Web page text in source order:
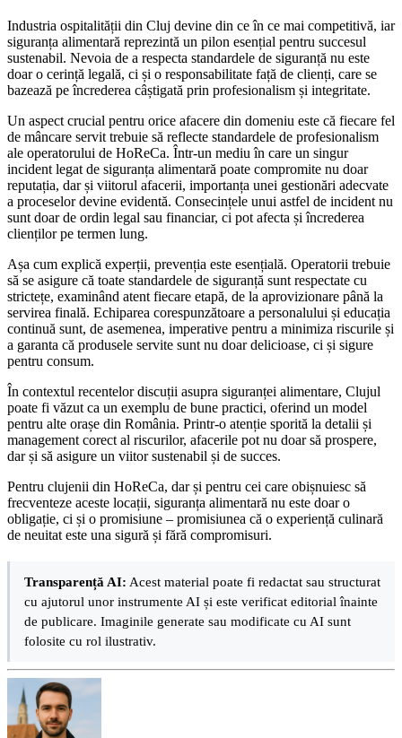
Industria ospitalității din Cluj devine din ce în ce mai competitivă, iar
siguranța alimentară reprezintă un pilon esențial pentru succesul
sustenabil. Nevoia de a respecta standardele de siguranță nu este
doar o cerință legală, ci și o responsabilitate față de clienți, care se
bazează pe încrederea câștigată prin profesionalism și integritate.
Un aspect crucial pentru orice afacere din domeniu este că fiecare fel
de mâncare servit trebuie să reflecte standardele de profesionalism
ale operatorului de HoReCa. Într-un mediu în care un singur
incident legat de siguranța alimentară poate compromite nu doar
reputația, dar și viitorul afacerii, importanța unei gestionări adecvate
a proceselor devine evidentă. Consecințele unui astfel de incident nu
sunt doar de ordin legal sau financiar, ci pot afecta și încrederea
clienților pe termen lung.
Așa cum explică experții, prevenția este esențială. Operatorii trebuie
să se asigure că toate standardele de siguranță sunt respectate cu
strictețe, examinând atent fiecare etapă, de la aprovizionare până la
servirea finală. Echiparea corespunzătoare a personalului și educația
continuă sunt, de asemenea, imperative pentru a minimiza riscurile și
a garanta că produsele servite sunt nu doar delicioase, ci și sigure
pentru consum.
În contextul recentelor discuții asupra siguranței alimentare, Clujul
poate fi văzut ca un exemplu de bune practici, oferind un model
pentru alte orașe din România. Printr-o atenție sporită la detalii și
management corect al riscurilor, afacerile pot nu doar să prospere,
dar și să asigure un viitor sustenabil și de succes.
Pentru clujenii din HoReCa, dar și pentru cei care obișnuiesc să
frecventeze aceste locații, siguranța alimentară nu este doar o
obligație, ci și o promisiune – promisiunea că o experiență culinară
de neuitat este una sigură și fără compromisuri.
Transparență AI: Acest material poate fi redactat sau structurat
cu ajutorul unor instrumente AI și este verificat editorial înainte
de publicare. Imaginile generate sau modificate cu AI sunt
folosite cu rol ilustrativ.